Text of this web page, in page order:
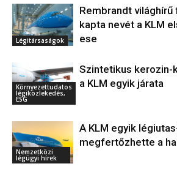
Légitársaságok
Rembrandt
kapta nevét a KLM
ese
Környezettudatos
légiközlekedés,
ESG
Szintetikus kerozin-
a KLM egyik járata
Nemzetközi
légügyi hírek
A KLM egyik
megfertőzhette a